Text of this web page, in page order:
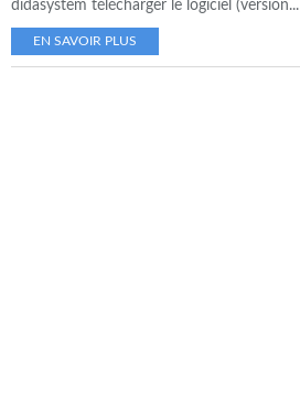
didasystèm télécharger le logiciel (version...
EN SAVOIR PLUS